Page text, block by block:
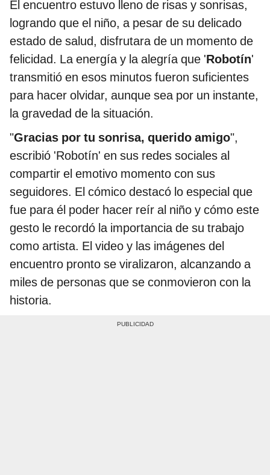
El encuentro estuvo lleno de risas y sonrisas,
logrando que el niño, a pesar de su delicado
estado de salud, disfrutara de un momento de
felicidad. La energía y la alegría que 'Robotín'
transmitió en esos minutos fueron suficientes
para hacer olvidar, aunque sea por un instante,
la gravedad de la situación.
"Gracias por tu sonrisa, querido amigo",
escribió 'Robotín' en sus redes sociales al
compartir el emotivo momento con sus
seguidores. El cómico destacó lo especial que
fue para él poder hacer reír al niño y cómo este
gesto le recordó la importancia de su trabajo
como artista. El video y las imágenes del
encuentro pronto se viralizaron, alcanzando a
miles de personas que se conmovieron con la
historia.